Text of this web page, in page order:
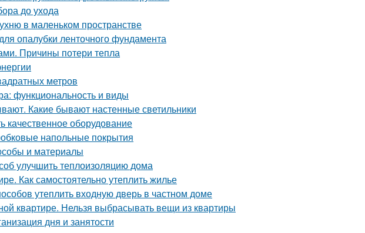
до ухода
в маленьком пространстве
опалубки ленточного фундамента
Причины потери тепла
метров
функциональность и виды
Какие бывают настенные светильники
качественное оборудование
напольные покрытия
и материалы
улучшить теплоизоляцию дома
Как самостоятельно утеплить жилье
утеплить входную дверь в частном доме
квартире. Нельзя выбрасывать вещи из квартиры
дня и занятости